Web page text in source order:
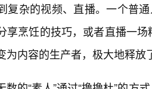
复杂的视频、直播。一个普
享烹饪的技巧，或者直播一
为内容的生产者，极大地释放